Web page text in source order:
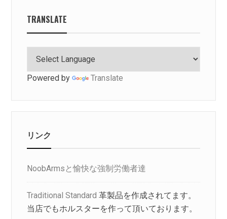
TRANSLATE
Powered by Translate
リンク
NoobArmsと愉快な強制労働者達
Traditional Standard 革製品を作成されてます。
当店でもホルスターを作って頂いております。